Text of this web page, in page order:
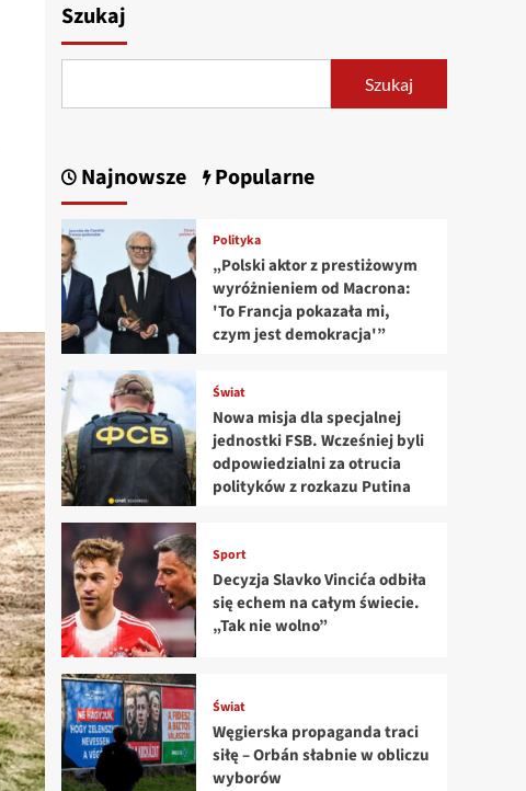
Szukaj
Szukaj
Najnowsze Popularne
Polityka
„Polski aktor z prestiżowym
wyróżnieniem od Macrona:
'To Francja pokazała mi,
czym jest demokracja'”
Świat
Nowa misja dla specjalnej
jednostki FSB. Wcześniej byli
odpowiedzialni za otrucia
polityków z rozkazu Putina
Sport
Decyzja Slavko Vincića odbiła
się echem na całym świecie.
„Tak nie wolno”
Świat
Węgierska propaganda traci
siłę – Orbán słabnie w obliczu
wyborów